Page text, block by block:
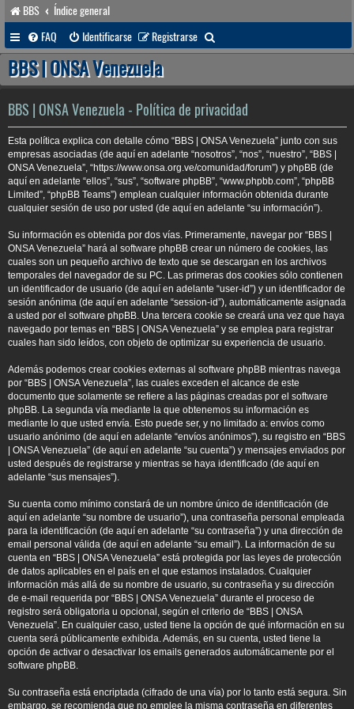
BBS
Índice general
FAQ
Identificarse Registrarse
u
a
r
BBS | ONSA Venezuela
BBS | ONSA Venezuela - Política de privacidad
Esta política explica con detalle cómo “BBS | ONSA Venezuela” junto con sus
empresas asociadas (de aquí en adelante “nosotros”, “nos”, “nuestro”, “BBS |
ONSA Venezuela”, “https://www.onsa.org.ve/comunidad/forum”) y phpBB (de
aquí en adelante “ellos”, “sus”, “software phpBB”, “www.phpbb.com”, “phpBB
Limited”, “phpBB Teams”) emplean cualquier información obtenida durante
cualquier sesión de uso por usted (de aquí en adelante “su información”).
Su información es obtenida por dos vías. Primeramente, navegar por “BBS |
ONSA Venezuela” hará al software phpBB crear un número de cookies, las
cuales son un pequeño archivo de texto que se descargan en los archivos
temporales del navegador de su PC. Las primeras dos cookies sólo contienen
un identificador de usuario (de aquí en adelante “user-id”) y un identificador de
sesión anónima (de aquí en adelante “session-id”), automáticamente asignada
a usted por el software phpBB. Una tercera cookie se creará una vez que haya
navegado por temas en “BBS | ONSA Venezuela” y se emplea para registrar
cuales han sido leídos, con objeto de optimizar su experiencia de usuario.
Además podemos crear cookies externas al software phpBB mientras navega
por “BBS | ONSA Venezuela”, las cuales exceden el alcance de este
documento que solamente se refiere a las páginas creadas por el software
phpBB. La segunda vía mediante la que obtenemos su información es
mediante lo que usted envía. Esto puede ser, y no limitado a: envíos como
usuario anónimo (de aquí en adelante “envíos anónimos”), su registro en “BBS
| ONSA Venezuela” (de aquí en adelante “su cuenta”) y mensajes enviados por
usted después de registrarse y mientras se haya identificado (de aquí en
adelante “sus mensajes”).
Su cuenta como mínimo constará de un nombre único de identificación (de
aquí en adelante “su nombre de usuario”), una contraseña personal empleada
para la identificación (de aquí en adelante “su contraseña”) y una dirección de
email personal válida (de aquí en adelante “su email”). La información de su
cuenta en “BBS | ONSA Venezuela” está protegida por las leyes de protección
de datos aplicables en el país en el que estamos instalados. Cualquier
información más allá de su nombre de usuario, su contraseña y su dirección
de e-mail requerida por “BBS | ONSA Venezuela” durante el proceso de
registro será obligatoria u opcional, según el criterio de “BBS | ONSA
Venezuela”. En cualquier caso, usted tiene la opción de qué información en su
cuenta será públicamente exhibida. Además, en su cuenta, usted tiene la
opción de activar o desactivar los emails generados automáticamente por el
software phpBB.
Su contraseña está encriptada (cifrado de una vía) por lo tanto está segura. Sin
embargo, se recomienda que no emplee la misma contraseña en diferentes